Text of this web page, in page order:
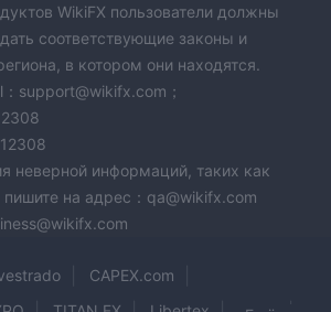
WikiFX пользователи должны
соответствующие законы и
в котором они находятся.
support@wikifx.com；
неверной информаций, таких как
пишите на адрес：qa@wikifx.com
CAPEX.com